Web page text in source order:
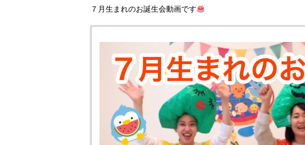
７月生まれのお誕生会動画です